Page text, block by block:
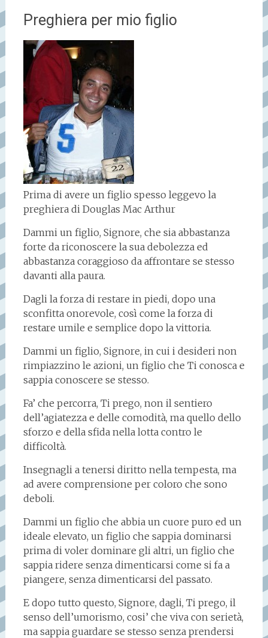
Preghiera per mio figlio
Prima di avere un figlio spesso leggevo la
preghiera di Douglas Mac Arthur
Dammi un figlio, Signore, che sia abbastanza
forte da riconoscere la sua debolezza ed
abbastanza coraggioso da affrontare se stesso
davanti alla paura.
Dagli la forza di restare in piedi, dopo una
sconfitta onorevole, così come la forza di
restare umile e semplice dopo la vittoria.
Dammi un figlio, Signore, in cui i desideri non
rimpiazzino le azioni, un figlio che Ti conosca e
sappia conoscere se stesso.
Fa’ che percorra, Ti prego, non il sentiero
dell’agiatezza e delle comodità, ma quello dello
sforzo e della sfida nella lotta contro le
difficoltà.
Insegnagli a tenersi diritto nella tempesta, ma
ad avere comprensione per coloro che sono
deboli.
Dammi un figlio che abbia un cuore puro ed un
ideale elevato, un figlio che sappia dominarsi
prima di voler dominare gli altri, un figlio che
sappia ridere senza dimenticarsi come si fa a
piangere, senza dimenticarsi del passato.
E dopo tutto questo, Signore, dagli, Ti prego, il
senso dell’umorismo, cosi’ che viva con serietà,
ma sappia guardare se stesso senza prendersi